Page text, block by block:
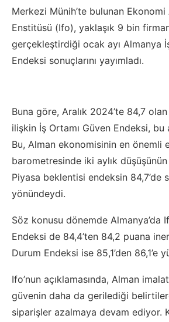
Merkezi Münih’te bulunan Ekonomi
Enstitüsü (Ifo), yaklaşık 9 bin
gerçekleştirdiği ocak ayı Almanya
Endeksi sonuçlarını yayımladı.
Buna göre, Aralık 2024’te 84,7
ilişkin İş Ortamı Güven Endeksi, bu
Bu, Alman ekonomisinin en önemli
barometresinde iki aylık
Piyasa beklentisi endeksin 84,7’de
yönündeydi.
Söz konusu dönemde Almanya’da
Endeksi de 84,4’ten 84,2 puana
Durum Endeksi ise 85,1’den 86,1’e
Ifo’nun açıklamasında, Alman
güvenin daha da gerilediği
siparişler azalmaya devam ediyor.